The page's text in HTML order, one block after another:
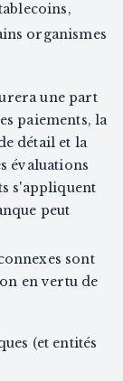
organismes
une part
paiements, la
détail et la
évaluations
s'appliquent
peut
sont
en vertu de
(et entités